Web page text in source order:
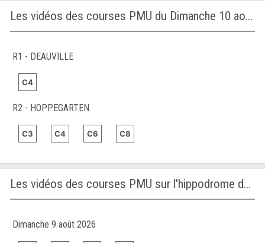
Les vidéos des courses PMU du Dimanche 10 août 2025
R1 - DEAUVILLE
C4
R2 - HOPPEGARTEN
C3 C4 C6 C8
Les vidéos des courses PMU sur l'hippodrome de HOPPEGARTEN
Dimanche 9 août 2026